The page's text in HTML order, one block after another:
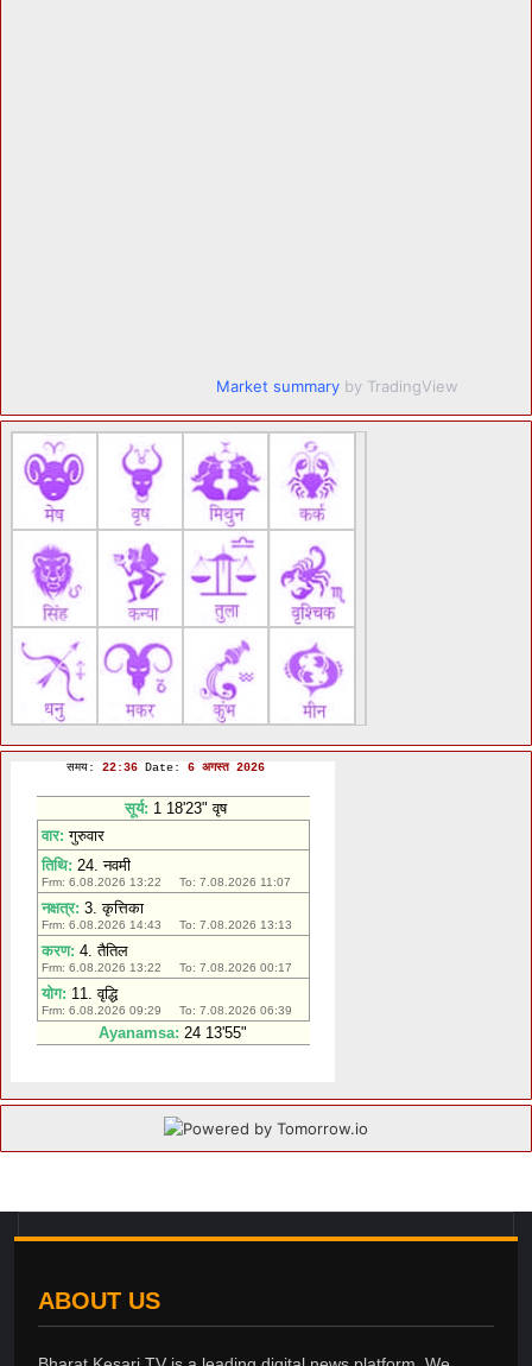
Market summary by TradingView
ABOUT US